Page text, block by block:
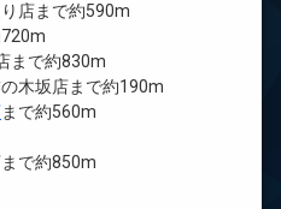
店まで約590m
まで約830m
木坂店まで約190m
まで約560m
で約850m